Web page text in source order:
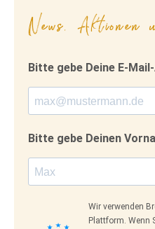
News, Aktionen
Bitte gebe Deine E-
Bitte gebe Deinen
Wir verwenden
Plattform. Wenn